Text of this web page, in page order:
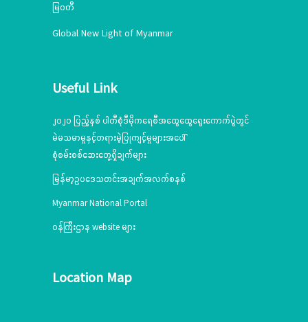
မြဝတီ
Global New Light of Myanmar
Useful Link
၂၀၂၀ ပြည့်နှစ် ပါတီစုံဒီမိုကရေစီအထွေထွေရွေးကောက်ပွဲတွင်
မဲမသမာမှုနှင့်တရားမဲ့ပြုကျင့်မှုများအပေါ်
စုံစမ်းစစ်ဆေးတွေ့ရှိချက်များ
မြန်မာ့ဥပဒေသတင်းအချက်အလက်စနစ်
Myanmar National Portal
ဝန်ကြီးဌာန website များ
Location Map